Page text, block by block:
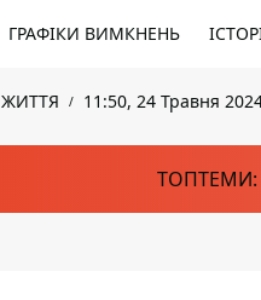
ГРАФІКИ ВИМКНЕНЬ
ЖИТТЯ 11:50, 24 Травня
ТОПТЕМИ: